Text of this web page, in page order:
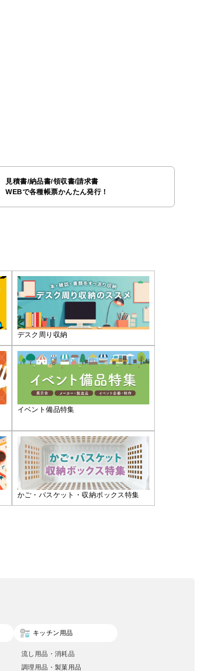
見積書/納品書/領収書/請求書
WEBで各種帳票かんたん発行！
デスク周り収納
イベント備品特集
かご・バスケット・収納ボックス特集
キッチン用品
流し用品・消耗品
調理用品・製菓用品